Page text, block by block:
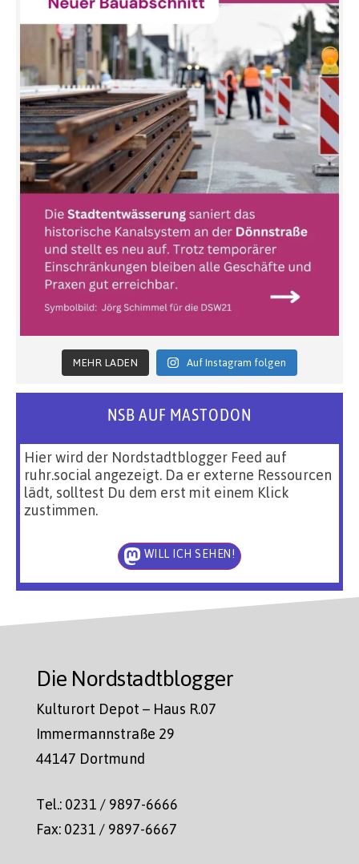
MEHR LADEN Auf Instagram folgen
NSB AUF MASTODON
Hier wird der Nordstadtblogger Feed auf
ruhr.social angezeigt. Da er externe Ressourcen
lädt, solltest Du dem erst mit einem Klick
zustimmen.
WILL ICH SEHEN!
Die Nordstadtblogger
Kulturort Depot – Haus R.07
Immermannstraße 29
44147 Dortmund
Tel.: 0231 / 9897-6666
Fax: 0231 / 9897-6667